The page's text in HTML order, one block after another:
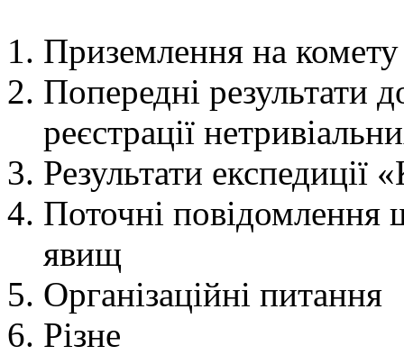
Приземлення на
Попередні результати
реєстрації
Результати
Поточні
явищ
Організаційні питання
Різне